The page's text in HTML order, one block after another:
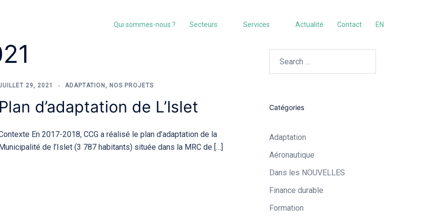
Qui sommes-nous ? Secteurs Services Actualité Contact EN
29, 2021 ADAPTATION , NOS PROJETS
Plan d’adaptation de L’Islet
En 2017-2018, CCG a réalisé le plan d’adaptation de la
de l’Islet (3 787 habitants) située dans la MRC de […]
Catégories
Adaptation
Aéronautique​
Dans les NOUVELLES
Finance durable
Formation